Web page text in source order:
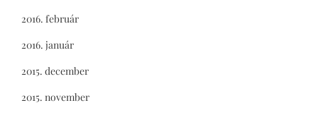
2016. február
2016. január
2015. december
2015. november